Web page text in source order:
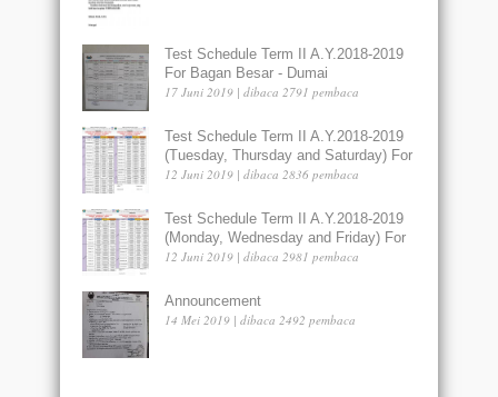
Test Schedule Term II A.Y.2018-2019
For Bagan Besar - Dumai
17 Juni 2019 | dibaca 2791 pembaca
Test Schedule Term II A.Y.2018-2019
(Tuesday, Thursday and Saturday) For
Liberty Lama - Dumai
12 Juni 2019 | dibaca 2836 pembaca
Test Schedule Term II A.Y.2018-2019
(Monday, Wednesday and Friday) For
Liberty Merdeka Lama - Dumai
12 Juni 2019 | dibaca 2981 pembaca
Announcement
14 Mei 2019 | dibaca 2492 pembaca